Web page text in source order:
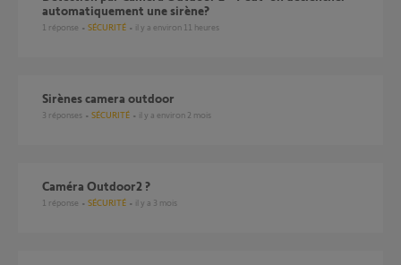
automatiquement une sirène?
1 réponse SÉCURITÉ il y a environ 11 heures
Sirènes camera outdoor
3 réponses SÉCURITÉ il y a environ 2 mois
Caméra Outdoor2 ?
1 réponse SÉCURITÉ il y a 3 mois